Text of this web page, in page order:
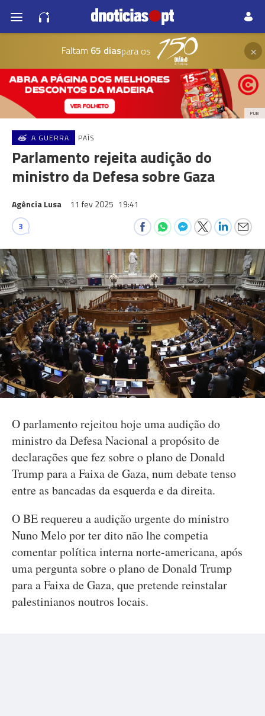
Faltam 65 diaspara os ×
PUB
A GUERRA PAÍS
Parlamento rejeita audição do
ministro da Defesa sobre Gaza
Agência Lusa 11 fev 2025 19:41
3
O parlamento rejeitou hoje uma audição do
ministro da Defesa Nacional a propósito de
declarações que fez sobre o plano de Donald
Trump para a Faixa de Gaza, num debate tenso
entre as bancadas da esquerda e da direita.
O BE requereu a audição urgente do ministro
Nuno Melo por ter dito não lhe competia
comentar política interna norte-americana, após
uma pergunta sobre o plano de Donald Trump
para a Faixa de Gaza, que pretende reinstalar
palestinianos noutros locais.